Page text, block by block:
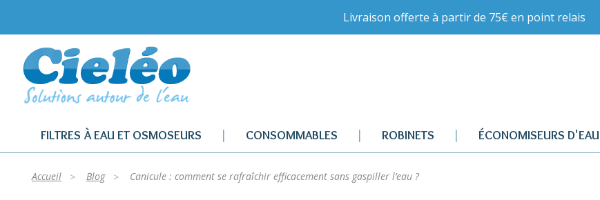
Livraison offerte à partir de 75€ en point relais
FILTRES À EAU ET OSMOSEURS CONSOMMABLES ROBINETS ÉCONOMISEURS D'EAU
Accueil Blog Canicule : comment se rafraîchir efficacement sans gaspiller l’eau ?